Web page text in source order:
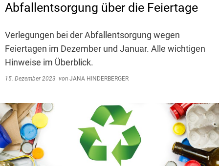
Abfallentsorgung über die Feiertage
Verlegungen bei der Abfallentsorgung wegen
Feiertagen im Dezember und Januar. Alle wichtigen
Hinweise im Überblick.
15. Dezember 2023 von JANA HINDERBERGER